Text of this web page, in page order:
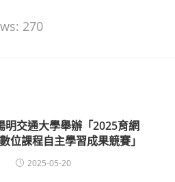
270
明交通大學舉辦「2025育網
位課程自主學習成果競賽」
2025-05-20